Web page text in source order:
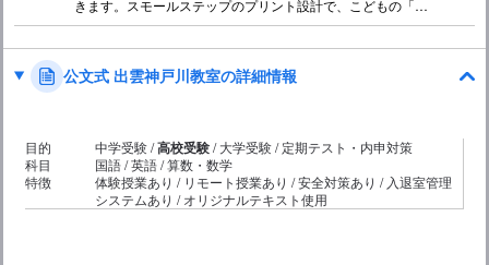
きます。スモールステップのプリント設計で、こどもの「で
きた！」を効果的に演出てわきると思います。結果、継続の
公文式 出雲神戸川教室の詳細情報
目的 中学受験 /高校受験/ 大学受験 / 定期テスト・内申対策
科目
国語 / 英語 / 算数・数学
特徴
体験授業あり / リモート授業あり / 安全対策あり / 入退室管理
システムあり / オリジナルテキスト使用